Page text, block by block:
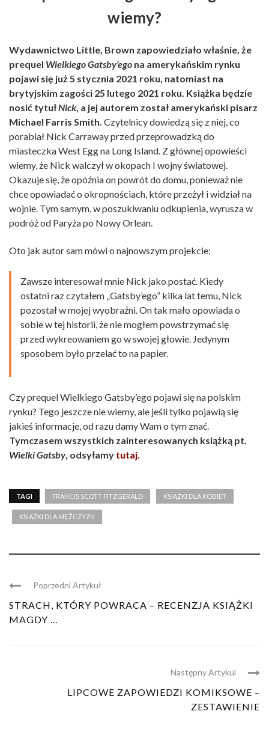
wiemy?
Wydawnictwo Little, Brown zapowiedziało właśnie, że
prequel Wielkiego Gatsby’ego na amerykańskim rynku
pojawi się już 5 stycznia 2021 roku, natomiast na
brytyjskim zagości 25 lutego 2021 roku. Książka będzie
nosić tytułNick, a jej autorem został amerykański pisarz
Michael Farris Smith. Czytelnicy dowiedzą się z niej, co
porabiał Nick Carraway przed przeprowadzką do
miasteczka West Egg na Long Island. Z głównej opowieści
wiemy, że Nick walczył w okopach I wojny światowej.
Okazuje się, że opóźnia on powrót do domu, ponieważ nie
chce opowiadać o okropnościach, które przeżył i widział na
wojnie. Tym samym, w poszukiwaniu odkupienia, wyrusza w
podróż od Paryża po Nowy Orlean.
Oto jak autor sam mówi o najnowszym projekcie:
Zawsze interesował mnie Nick jako postać. Kiedy
ostatni raz czytałem „Gatsby’ego” kilka lat temu, Nick
pozostał w mojej wyobraźni. On tak mało opowiada o
sobie w tej historii, że nie mogłem powstrzymać się
przed wykreowaniem go w swojej głowie. Jedynym
sposobem było przelać to na papier.
Czy prequel Wielkiego Gatsby’ego pojawi się na polskim
rynku? Tego jeszcze nie wiemy, ale jeśli tylko pojawią się
jakieś informacje, od razu damy Wam o tym znać.
Tymczasem wszystkich zainteresowanych książką pt.
Wielki Gatsby, odsyłamy tutaj.
TAGI FRANCIS SCOTT FITZGERALD KSIĄŻKI DLA KOBIET
KSIĄŻKI DLA MĘŻCZYZN
Poprzedni Artykuł
STRACH, KTÓRY POWRACA – RECENZJA KSIĄŻKI
MAGDY ...
Następny Artykul
LIPCOWE ZAPOWIEDZI KOMIKSOWE –
ZESTAWIENIE